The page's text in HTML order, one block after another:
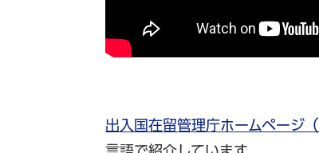
出入国在留管理庁ホームページ